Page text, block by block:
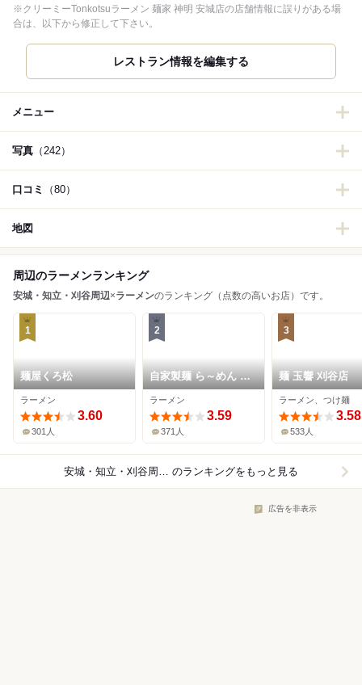
※クリーミーTonkotsuラーメン 麺家 神明 安城店の店舗情報に誤りがある場
合は、以下から修正して下さい。
レストラン情報を編集する
メニュー
写真 （242）
口コミ （80）
地図
周辺のラーメンランキング
安城・知立・刈谷周辺×ラーメンのランキング（点数の高いお店）です。
1
麺屋くろ松
ラーメン
3.60
301人
2
自家製麺 ら～めん か
り屋
ラーメン
3.59
371人
3
麺 玉響 刈谷店
ラーメン、つけ麺
3.58
533人
安城・知立・刈谷周辺×ラーメン のランキングをもっと見る
広告を非表示